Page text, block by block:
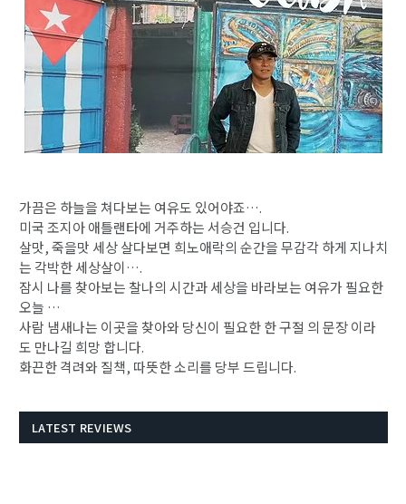
가끔은 하늘을 쳐다보는 여유도 있어야죠….
미국 조지아 애틀랜타에 거주하는 서승건 입니다.
살맛, 죽을맛 세상 살다보면 희노애락의 순간을 무감각 하게 지나치
는 각박한 세상살이….
잠시 나를 찾아보는 찰나의 시간과 세상을 바라보는 여유가 필요한
오늘 …
사람 냄새나는 이곳을 찾아와 당신이 필요한 한 구절 의 문장 이라
도 만나길 희망 합니다.
​화끈한 격려와 질책, 따뜻한 소리를 당부 드립니다.
LATEST REVIEWS